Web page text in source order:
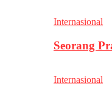
Internasional
Seorang
Internasional